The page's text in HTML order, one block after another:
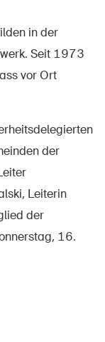
in der
Seit 1973
vor Ort
der
Leiterin
der
16.